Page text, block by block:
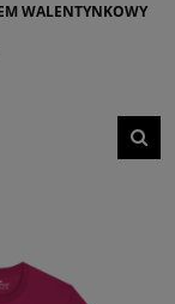
WALENTYNKOWY